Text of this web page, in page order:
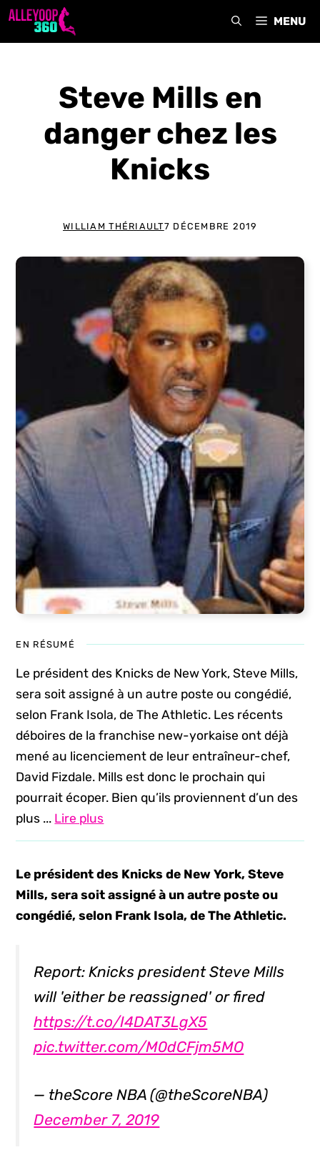
Aller
MENU
Steve Mills en
danger chez les
Knicks
WILLIAM THÉRIAULT7 DÉCEMBRE 2019
EN RÉSUMÉ
Le président des Knicks de New York, Steve Mills,
sera soit assigné à un autre poste ou congédié,
selon Frank Isola, de The Athletic. Les récents
déboires de la franchise new-yorkaise ont déjà
mené au licenciement de leur entraîneur-chef,
David Fizdale. Mills est donc le prochain qui
pourrait écoper. Bien qu’ils proviennent d’un des
plus ... Lire plus
Le président des Knicks de New York, Steve
Mills, sera soit assigné à un autre poste ou
congédié, selon Frank Isola, de The Athletic.
Report: Knicks president Steve Mills
will 'either be reassigned' or fired
https://t.co/I4DAT3LgX5
pic.twitter.com/M0dCFjm5MO
— theScore NBA (@theScoreNBA)
December 7, 2019